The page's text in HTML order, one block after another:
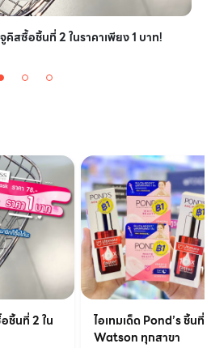
คิสซื้อชิ้นที่ 2 ในราคาเพียง 1 บาท!
ชิ้นที่ 2 ใน
ไอเทมเด็ด Pond’s ชิ้นที่
Watson ทุกสาขา